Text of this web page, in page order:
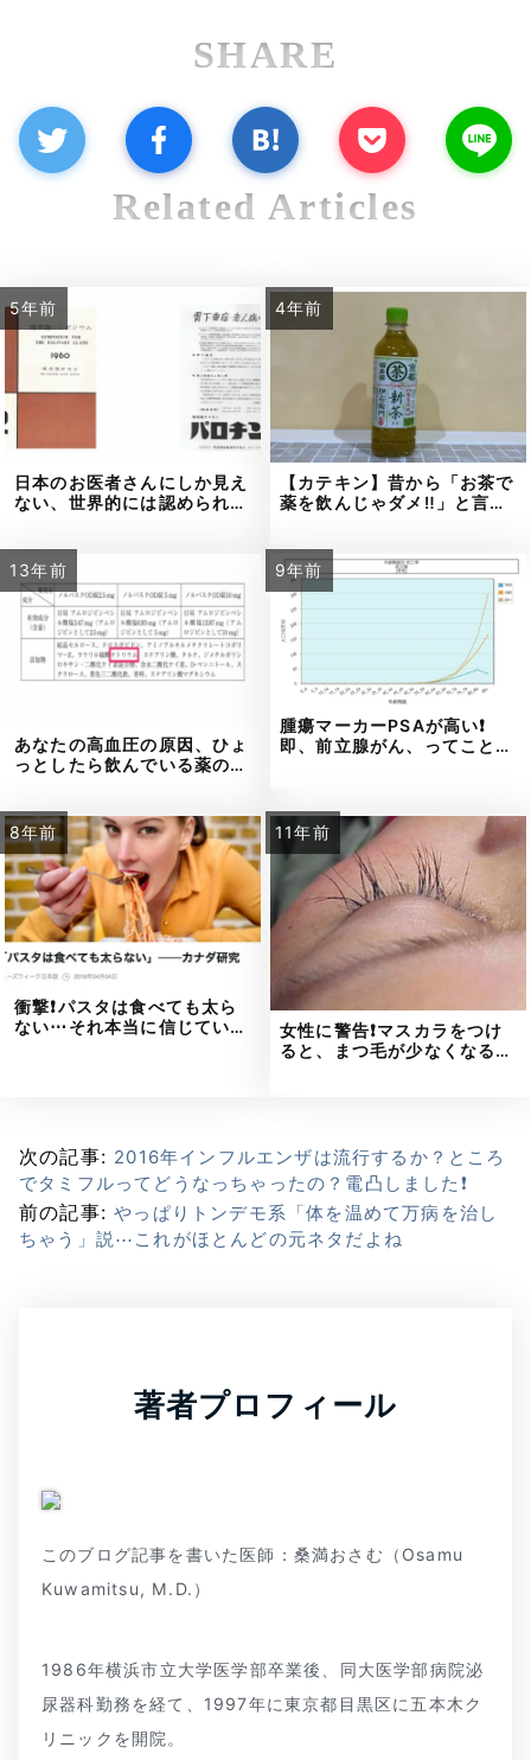
SHARE
Related Articles
5年前
日本のお医者さんにしか見え
ない、世界的には認められ…
4年前
【カテキン】昔から「お茶で
薬を飲んじゃダメ‼」と言…
13年前
あなたの高血圧の原因、ひょ
っとしたら飲んでいる薬の…
9年前
腫瘍マーカーPSAが高い❗
即、前立腺がん、ってこと…
8年前
衝撃❗パスタは食べても太ら
ない⋯それ本当に信じてい…
11年前
女性に警告❗マスカラをつけ
ると、まつ毛が少なくなる…
次の記事: 2016年インフルエンザは流行するか？ところ
でタミフルってどうなっちゃったの？電凸しました❗
前の記事:やっぱりトンデモ系「体を温めて万病を治し
ちゃう」説⋯これがほとんどの元ネタだよね
著者プロフィール
このブログ記事を書いた医師：桑満おさむ（Osamu
Kuwamitsu, M.D.）
1986年横浜市立大学医学部卒業後、同大医学部病院泌
尿器科勤務を経て、1997年に東京都目黒区に五本木ク
リニックを開院。